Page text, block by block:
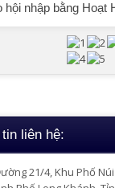
hội nhập bằng Hoạt
liên hệ:
21/4, Khu Phố